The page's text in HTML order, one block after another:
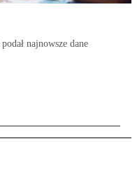
najnowsze dane